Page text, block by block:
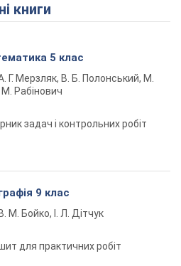
книги
5 клас
Г. Мерзляк, В. Б. Полонський, М.
М. Рабінович
задач і контрольних робіт
9 клас
В. М. Бойко, І. Л. Дітчук
для практичних робіт